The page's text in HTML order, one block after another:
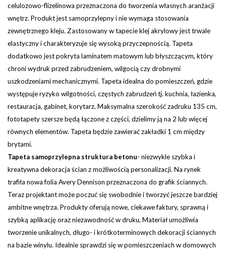
celulozowo-flizelinowa przeznaczona do tworzenia własnych aranżacji
wnętrz. Produkt jest samoprzylepny i nie wymaga stosowania
zewnętrznego kleju. Zastosowany w tapecie klej akrylowy jest trwale
elastyczny i charakteryzuje się wysoką przyczepnością. Tapeta
dodatkowo jest pokryta laminatem matowym lub błyszczącym, który
chroni wydruk przed zabrudzeniem, wilgocią czy drobnymi
uszkodzeniami mechanicznymi. Tapeta idealna do pomieszczeń, gdzie
występuje ryzyko wilgotności, częstych zabrudzeń tj. kuchnia, łazienka,
restauracja, gabinet, korytarz.Maksymalna szerokość zadruku 135 cm,
fototapety szersze będą łączone z części, dzielimy ją na 2 lub więcej
równych elementów. Tapeta będzie zawierać zakładki 1 cm między
brytami.
Tapeta samoprzylepna struktura betonu- niezwykle szybka i
kreatywna dekoracja ścian z możliwością personalizacji. Na rynek
trafiła nowa folia Avery Dennison przeznaczona do grafik ściannych.
Teraz projektant może poczuć się swobodnie i tworzyć jeszcze bardziej
ambitne wnętrza. Produkty oferują nowe, ciekawe faktury, sprawną i
szybką aplikację oraz niezawodność w druku, Materiał umożliwia
tworzenie unikalnych, długo- i krótkoterminowych dekoracji ściannych
na bazie winylu. Idealnie sprawdzi się w pomieszczeniach w domowych